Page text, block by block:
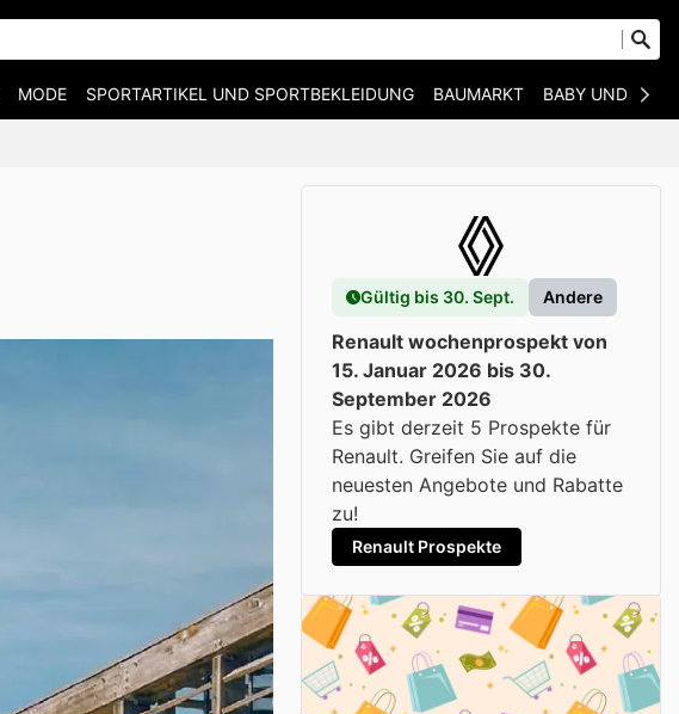
MODE SPORTARTIKEL UND SPORTBEKLEIDUNG BAUMARKT BABY UND KIND
Gültig bis 30. Sept. Andere
Renault wochenprospekt von
15. Januar 2026 bis 30.
September 2026
Es gibt derzeit 5 Prospekte für
Renault. Greifen Sie auf die
neuesten Angebote und Rabatte
zu!
Renault Prospekte